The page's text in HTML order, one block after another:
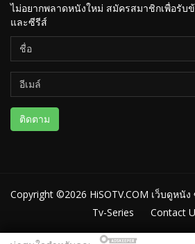
ไม่อยากพลาดหนังใหม่ สมัครสมาชิกเพื่อรับ
และซีรีส์
ติดตาม
Copyright ©2026 HiSOTV.COM เว็บดูหนั
Tv-Series
Contact